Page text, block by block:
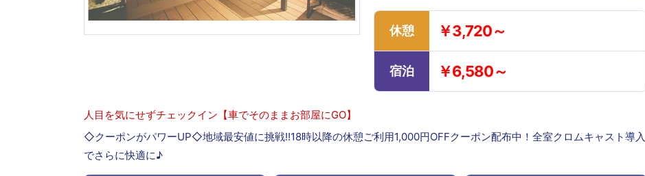
休憩 ￥3,720～
宿泊 ￥6,580～
人目を気にせずチェックイン【車でそのままお部屋にGO】
◇クーポンがパワーUP◇地域最安値に挑戦!!18時以降の休憩ご利用1,000円OFFクーポン配布中！全室クロムキャスト導入
でさらに快適に♪